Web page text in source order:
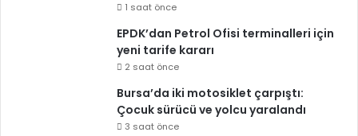
1 saat önce
EPDK’dan Petrol Ofisi terminalleri için
yeni tarife kararı
2 saat önce
Bursa’da iki motosiklet çarpıştı:
Çocuk sürücü ve yolcu yaralandı
3 saat önce